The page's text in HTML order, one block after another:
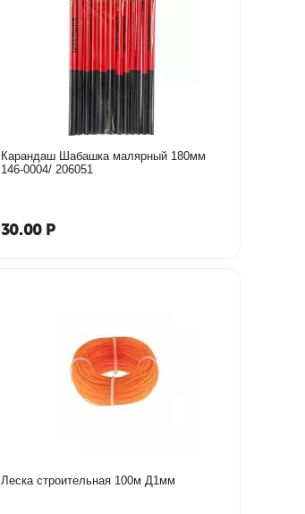
Карандаш Шабашка малярный 180мм
146-0004/ 206051
30.00 Р
Леска строительная 100м Д1мм